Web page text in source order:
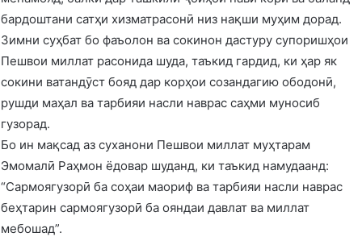
бардоштани сатҳи хизматрасонӣ низ нақши муҳим дорад.
Зимни суҳбат бо фаъолон ва сокинон дастуру супоришҳои
Пешвои миллат расонида шуда, таъкид гардид, ки ҳар як
сокини ватандӯст бояд дар корҳои созандагию ободонӣ,
рушди маҳал ва тарбияи насли наврас саҳми муносиб
гузорад.
Бо ин мақсад аз суханони Пешвои миллат муҳтарам
Эмомалӣ Раҳмон ёдовар шуданд, ки таъкид намудаанд:
“Сармоягузорӣ ба соҳаи маориф ва тарбияи насли наврас
беҳтарин сармоягузорӣ ба ояндаи давлат ва миллат
мебошад”.